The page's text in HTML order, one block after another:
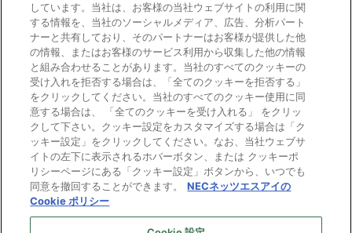
電子公告
ご利用条件
個人情報保護
Cookie ポリシー
プライバシーマーク
しています。当社は、お客様の当社ウェブサイトの利用に関
する情報を、当社のソーシャルメディア、広告、分析パート
ナーと共有しており、そのパートナーはお客様が提供した他
の情報、またはお客様のサービス利用から収集した他の情報
と組み合わせることがあります。当社のすべてのクッキーの
受け入れを拒否する場合は、「全てのクッキーを拒否する」
をクリックしてください。当社のすべてのクッキー使用に同
意する場合は、 「全てのクッキーを受け入れる」 をクリッ
クして下さい。クッキー設定をカスタマイズする場合は「ク
ッキー設定」をクリックしてください。なお、当社ウェブサ
イトの左下に表示されるホバーボタン、または クッキーポ
リシーページにある「クッキー設定」ボタンから、いつでも
同意を撤回することができます。
NECネッツエスアイの
Cookie ポリシー